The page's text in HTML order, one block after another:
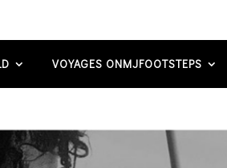
VOYAGES ONMJFOOTSTEPS